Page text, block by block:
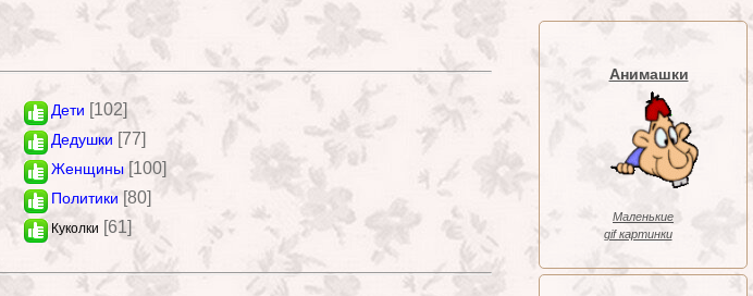
Дети [102]
Дедушки [77]
Женщины [100]
Политики [80]
Куколки [61]
Анимашки
Маленькие
gif картинки